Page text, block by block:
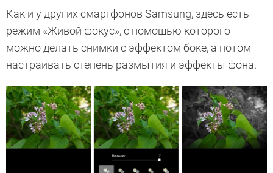
Как и у других смартфонов Samsung, здесь есть
режим «Живой фокус», с помощью которого
можно делать снимки с эффектом боке, а потом
настраивать степень размытия и эффекты фона.